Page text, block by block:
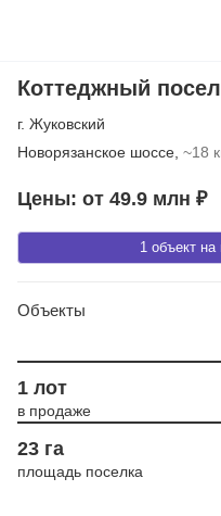
Коттеджный
г. Жуковский
Новорязанское шоссе, ~18
1 объект
Цены: от 49.9 млн ₽
Объекты
1 лот
в продаже
23 га
площадь поселка